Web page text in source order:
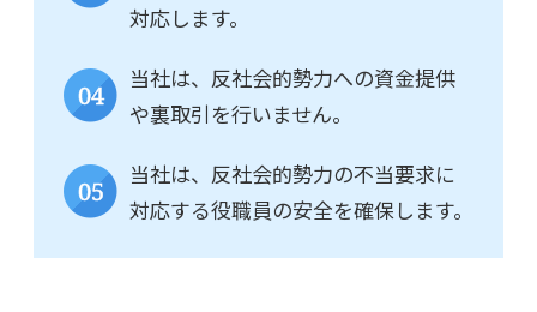
対応します。
04
当社は、反社会的勢力への資金提供
や裏取引を行いません。
05
当社は、反社会的勢力の不当要求に
対応する役職員の安全を確保します。